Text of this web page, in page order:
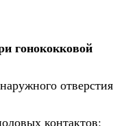
гонококковой
отверстия
контактов;